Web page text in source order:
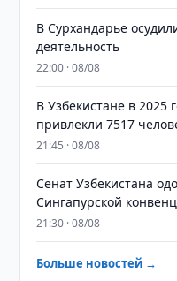
В Сурхандарье
деятельность
22:00 · 08/08
В Узбекистане в 2025
привлекли 7517
21:45 · 08/08
Сенат Узбекистана
Сингапурской
21:30 · 08/08
Больше новостей →